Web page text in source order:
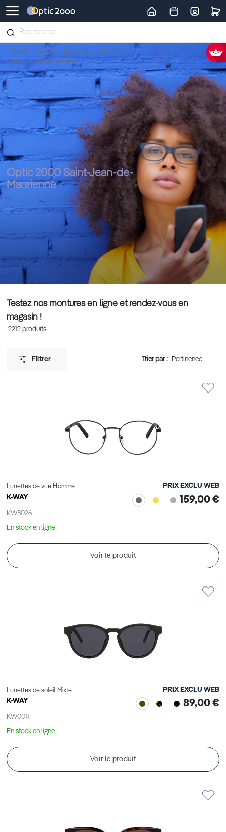
Retour vers la page d'accueil
Accueil Opticiens Optic 2000
Optic 2000
Pantin
Essayage en ligne
Optic 2000 Saint-Jean-de-
Maurienne
Testez nos montures en ligne et rendez-vous en
magasin !
2212 produits
Lunettes de vue Homme
K-WAY
KW5026
PRIX EXCLU WEB
159,00 €
En stock en ligne
Voir le produit
Lunettes de soleil Mixte
K-WAY
KW0011
PRIX EXCLU WEB
89,00 €
En stock en ligne
Voir le produit
Filtrer Trier par :